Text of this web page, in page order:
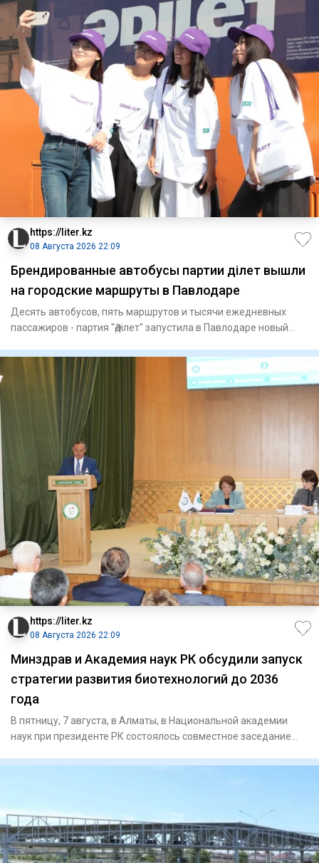
https://liter.kz
08 Августа 2026 22:09
Брендированные автобусы партии Әділет вышли
на городские маршруты в Павлодаре
Десять автобусов, пять маршрутов и тысячи ежедневных
пассажиров - партия "Әділет" запустила в Павлодаре новый
https://liter.kz
08 Августа 2026 22:09
Минздрав и Академия наук РК обсудили запуск
стратегии развития биотехнологий до 2036
года
В пятницу, 7 августа, в Алматы, в Национальной академии
наук при президенте РК состоялось совместное заседание